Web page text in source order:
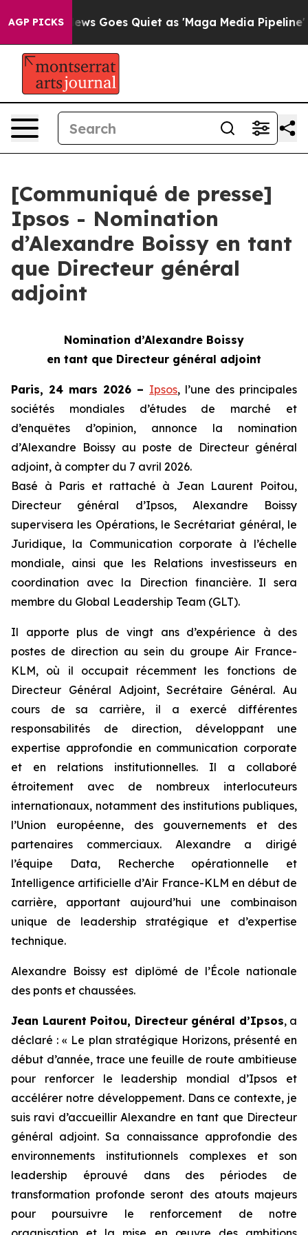
AGP PICKS
Fox News Goes Quiet as 'Maga Media Pipeline'
[Communiqué de presse]
Ipsos - Nomination
d’Alexandre Boissy en tant
que Directeur général
adjoint
Nomination d’Alexandre Boissy
en tant que Directeur général adjoint
Paris, 24 mars 2026 – Ipsos, l’une des principales
sociétés mondiales d’études de marché et
d’enquêtes d’opinion, annonce la nomination
d’Alexandre Boissy au poste de Directeur général
adjoint, à compter du 7 avril 2026.
Basé à Paris et rattaché à Jean Laurent Poitou,
Directeur général d’Ipsos, Alexandre Boissy
supervisera les Opérations, le Secrétariat général, le
Juridique, la Communication corporate à l’échelle
mondiale, ainsi que les Relations investisseurs en
coordination avec la Direction financière. Il sera
membre du Global Leadership Team (GLT).
Il apporte plus de vingt ans d’expérience à des
postes de direction au sein du groupe Air France-
KLM, où il occupait récemment les fonctions de
Directeur Général Adjoint, Secrétaire Général. Au
cours de sa carrière, il a exercé différentes
responsabilités de direction, développant une
expertise approfondie en communication corporate
et en relations institutionnelles. Il a collaboré
étroitement avec de nombreux interlocuteurs
internationaux, notamment des institutions publiques,
l’Union européenne, des gouvernements et des
partenaires commerciaux. Alexandre a dirigé
l’équipe Data, Recherche opérationnelle et
Intelligence artificielle d’Air France-KLM en début de
carrière, apportant aujourd’hui une combinaison
unique de leadership stratégique et d’expertise
technique.
Alexandre Boissy est diplômé de l’École nationale
des ponts et chaussées.
Jean Laurent Poitou, Directeur général d’Ipsos, a
déclaré :« Le plan stratégique Horizons, présenté en
début d’année, trace une feuille de route ambitieuse
pour renforcer le leadership mondial d’Ipsos et
accélérer notre développement. Dans ce contexte, je
suis ravi d’accueillir Alexandre en tant que Directeur
général adjoint. Sa connaissance approfondie des
environnements institutionnels complexes et son
leadership éprouvé dans des périodes de
transformation profonde seront des atouts majeurs
pour poursuivre le renforcement de notre